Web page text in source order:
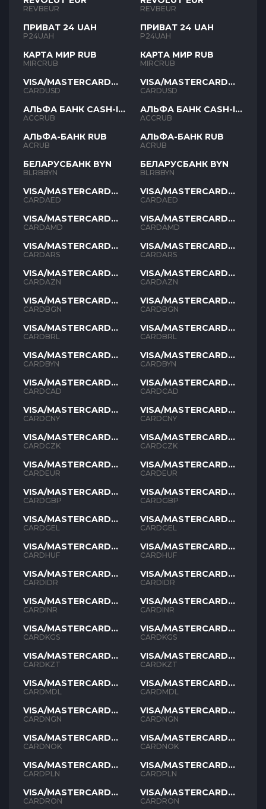
REVBEUR
ПРИВАТ 24 UAH
P24UAH
КАРТА МИР RUB
MIRCRUB
VISA/MASTERCARD
USD
CARDUSD
АЛЬФА БАНК CASH-IN
RUB
ACCRUB
АЛЬФА-БАНК RUB
ACRUB
БЕЛАРУСБАНК BYN
BLRBBYN
VISA/MASTERCARD
AED
CARDAED
VISA/MASTERCARD
AMD
CARDAMD
VISA/MASTERCARD
ARS
CARDARS
VISA/MASTERCARD
AZN
CARDAZN
VISA/MASTERCARD
BGN
CARDBGN
VISA/MASTERCARD
BRL
CARDBRL
VISA/MASTERCARD
BYN
CARDBYN
VISA/MASTERCARD
CAD
CARDCAD
VISA/MASTERCARD
CNY
CARDCNY
VISA/MASTERCARD
CZK
CARDCZK
VISA/MASTERCARD
EUR
CARDEUR
VISA/MASTERCARD
GBP
CARDGBP
VISA/MASTERCARD
GEL
CARDGEL
VISA/MASTERCARD
HUF
CARDHUF
VISA/MASTERCARD
IDR
CARDIDR
VISA/MASTERCARD
INR
CARDINR
VISA/MASTERCARD
KGS
CARDKGS
VISA/MASTERCARD
KZT
CARDKZT
VISA/MASTERCARD
MDL
CARDMDL
VISA/MASTERCARD
NGN
CARDNGN
VISA/MASTERCARD
NOK
CARDNOK
VISA/MASTERCARD
PLN
CARDPLN
VISA/MASTERCARD
RON
CARDRON
REVBEUR
ПРИВАТ 24 UAH
P24UAH
КАРТА МИР RUB
MIRCRUB
VISA/MASTERCARD
USD
CARDUSD
АЛЬФА БАНК CASH-IN
RUB
ACCRUB
АЛЬФА-БАНК RUB
ACRUB
БЕЛАРУСБАНК BYN
BLRBBYN
VISA/MASTERCARD
AED
CARDAED
VISA/MASTERCARD
AMD
CARDAMD
VISA/MASTERCARD
ARS
CARDARS
VISA/MASTERCARD
AZN
CARDAZN
VISA/MASTERCARD
BGN
CARDBGN
VISA/MASTERCARD
BRL
CARDBRL
VISA/MASTERCARD
BYN
CARDBYN
VISA/MASTERCARD
CAD
CARDCAD
VISA/MASTERCARD
CNY
CARDCNY
VISA/MASTERCARD
CZK
CARDCZK
VISA/MASTERCARD
EUR
CARDEUR
VISA/MASTERCARD
GBP
CARDGBP
VISA/MASTERCARD
GEL
CARDGEL
VISA/MASTERCARD
HUF
CARDHUF
VISA/MASTERCARD
IDR
CARDIDR
VISA/MASTERCARD
INR
CARDINR
VISA/MASTERCARD
KGS
CARDKGS
VISA/MASTERCARD
KZT
CARDKZT
VISA/MASTERCARD
MDL
CARDMDL
VISA/MASTERCARD
NGN
CARDNGN
VISA/MASTERCARD
NOK
CARDNOK
VISA/MASTERCARD
PLN
CARDPLN
VISA/MASTERCARD
RON
CARDRON